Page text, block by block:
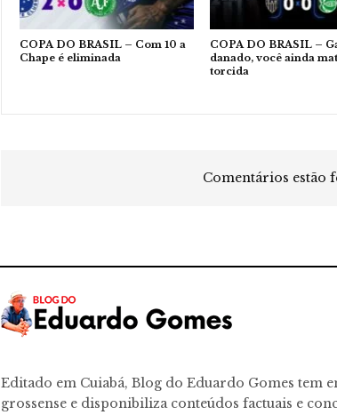
COPA DO BRASIL – Com 10 a
Chape é eliminada
COPA DO BRASIL –
danado, você ainda
torcida
Comentários estão
Editado em Cuiabá, Blog do Eduardo Gomes tem
grossense e disponibiliza conteúdos factuais e